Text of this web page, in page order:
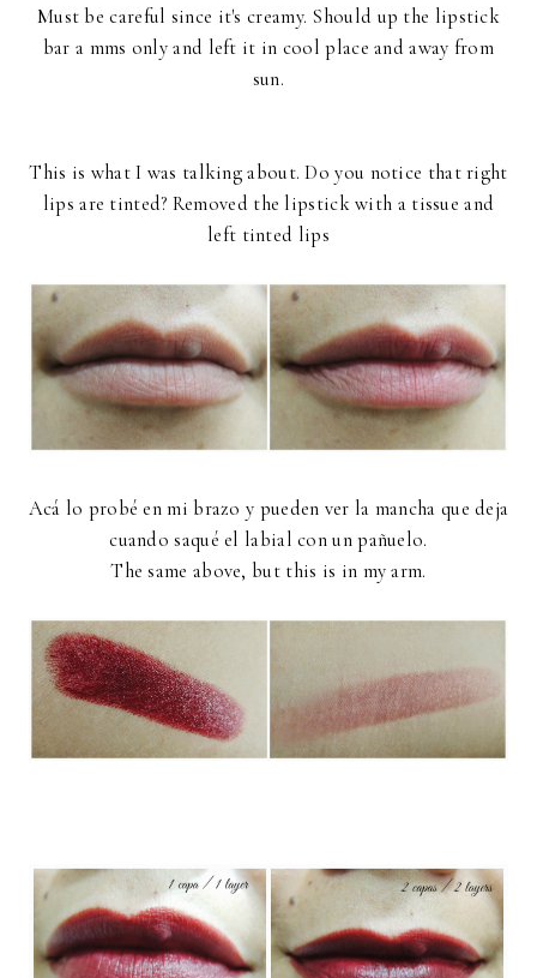
Must be careful since it's creamy. Should up the lipstick
bar a mms only and left it in cool place and away from
sun.
This is what I was talking about. Do you notice that right
lips are tinted? Removed the lipstick with a tissue and
left tinted lips
Acá lo probé en mi brazo y pueden ver la mancha que deja
cuando saqué el labial con un pañuelo.
The same above, but this is in my arm.